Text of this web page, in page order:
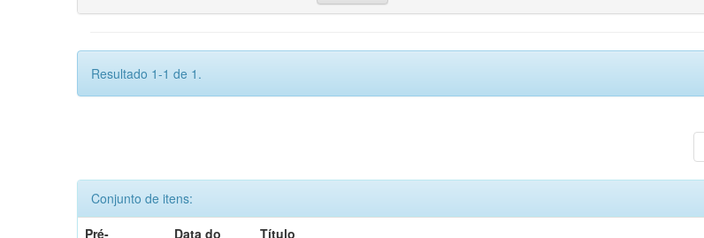
Resultado 1-1 de 1.
Conjunto de itens:
Pré-
Data do
Título